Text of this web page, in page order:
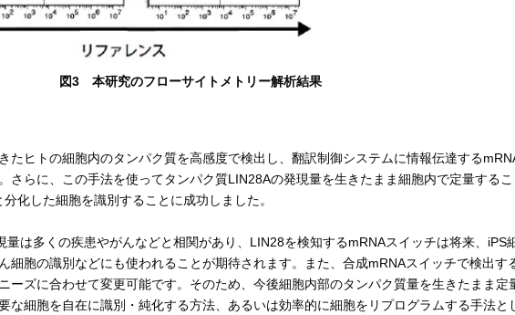
図3 本研究のフローサイトメトリー解析結果
たヒトの細胞内のタンパク質を高感度で検出し、翻訳制御システムに情報伝達する
さらに、この手法を使ってタンパク質LIN28Aの発現量を生きたまま細胞内で定量するこ
化した細胞を識別することに成功しました。
は多くの疾患やがんなどと相関があり、LIN28を検知するmRNAスイッチは将来、iPS
細胞の識別などにも使われることが期待されます。また、合成mRNAスイッチで検出す
ーズに合わせて変更可能です。そのため、今後細胞内部のタンパク質量を生きたまま定
な細胞を自在に識別・純化する方法、あるいは効率的に細胞をリプログラムする手法と